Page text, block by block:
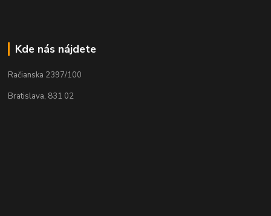
Kde nás nájdete
Račianska 2397/100
Bratislava, 831 02